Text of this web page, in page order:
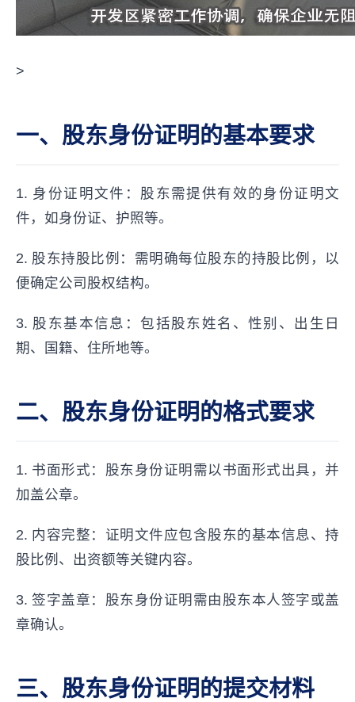
>
一、股东身份证明的基本要求
1. 身份证明文件：股东需提供有效的身份证明文
件，如身份证、护照等。
2. 股东持股比例：需明确每位股东的持股比例，以
便确定公司股权结构。
3. 股东基本信息：包括股东姓名、性别、出生日
期、国籍、住所地等。
二、股东身份证明的格式要求
1. 书面形式：股东身份证明需以书面形式出具，并
加盖公章。
2. 内容完整：证明文件应包含股东的基本信息、持
股比例、出资额等关键内容。
3. 签字盖章：股东身份证明需由股东本人签字或盖
章确认。
三、股东身份证明的提交材料